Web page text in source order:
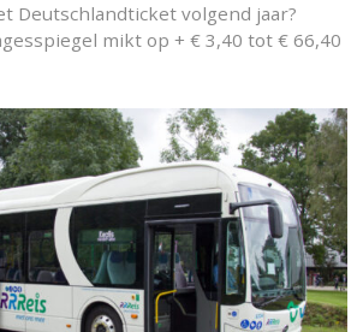
Deutschlandticket volgend jaar?
mikt op + € 3,40 tot € 66,40